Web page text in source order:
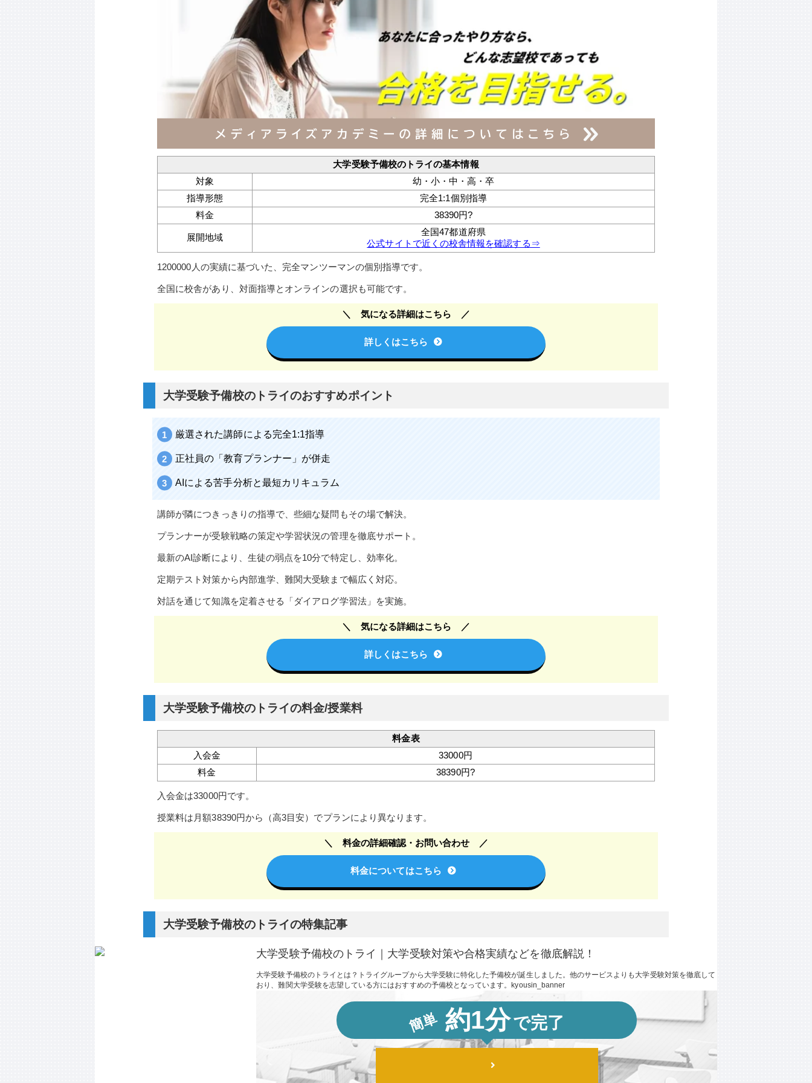
大学受験予備校のトライの基本情報
対象
幼・小・中・高・卒
指導形態
完全1:1個別指導
料金
38390円?
展開地域
全国47都道府県
公式サイトで近くの校舎情報を確認する⇒
1200000人の実績に基づいた、完全マンツーマンの個別指導です。
全国に校舎があり、対面指導とオンラインの選択も可能です。
気になる詳細はこちら
詳しくはこちら
大学受験予備校のトライのおすすめポイント
厳選された講師による完全1:1指導
正社員の「教育プランナー」が併走
AIによる苦手分析と最短カリキュラム
講師が隣につきっきりの指導で、些細な疑問もその場で解決。
プランナーが受験戦略の策定や学習状況の管理を徹底サポート。
最新のAI診断により、生徒の弱点を10分で特定し、効率化。
定期テスト対策から内部進学、難関大受験まで幅広く対応。
対話を通じて知識を定着させる「ダイアログ学習法」を実施。
気になる詳細はこちら
詳しくはこちら
大学受験予備校のトライの料金/授業料
料金表
入会金
33000円
料金
38390円?
入会金は33000円です。
授業料は月額38390円から（高3目安）でプランにより異なります。
料金の詳細確認・お問い合わせ
料金についてはこちら
大学受験予備校のトライの特集記事
大学受験予備校のトライ｜大学受験対策や合格実績などを徹底解説！
大学受験予備校のトライとは？トライグループから大学受験に特化した予備校が誕生しました。他のサービスよりも大学受験対策を徹底して
おり、難関大学受験を志望している方にはおすすめの予備校となっています。kyousin_banner
簡単 約1分で完了